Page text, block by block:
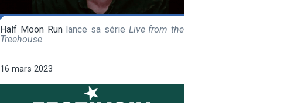
Half Moon Runlance sa série Live from the
Treehouse
16 mars 2023